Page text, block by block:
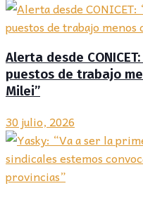
Alerta desde
puestos de trabajo
Milei”
30 julio, 2026